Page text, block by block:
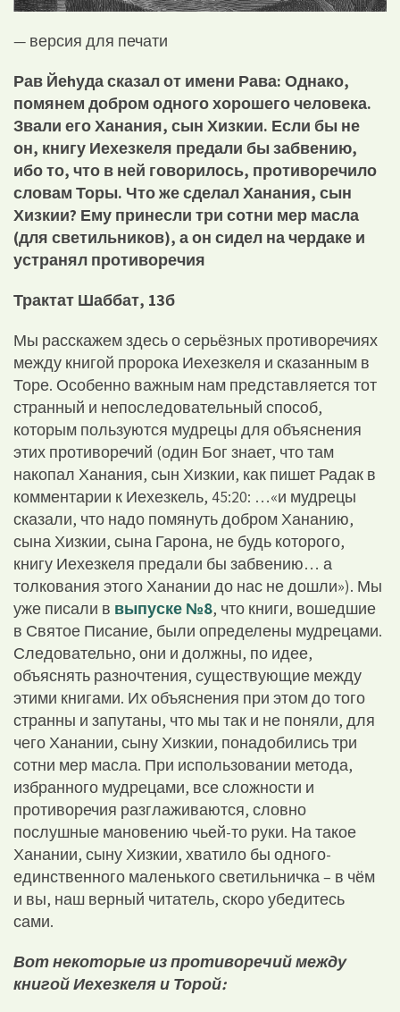
— версия для печати
Рав Йеhуда сказал от имени Рава: Однако,
помянем добром одного хорошего человека.
Звали его Ханания, сын Хизкии. Если бы не
он, книгу Иехезкеля предали бы забвению,
ибо то, что в ней говорилось, противоречило
словам Торы. Что же сделал Ханания, сын
Хизкии? Ему принесли три сотни мер масла
(для светильников), а он сидел на чердаке и
устранял противоречия
Трактат Шаббат, 13б
Мы расскажем здесь о серьёзных противоречиях
между книгой пророка Иехезкеля и сказанным в
Торе. Особенно важным нам представляется тот
странный и непоследовательный способ,
которым пользуются мудрецы для объяснения
этих противоречий (один Бог знает, что там
накопал Ханания, сын Хизкии, как пишет Радак в
комментарии к Иехезкель, 45:20: …«и мудрецы
сказали, что надо помянуть добром Хананию,
сына Хизкии, сына Гарона, не будь которого,
книгу Иехезкеля предали бы забвению… а
толкования этого Ханании до нас не дошли»). Мы
уже писали в выпуске №8, что книги, вошедшие
в Святое Писание, были определены мудрецами.
Следовательно, они и должны, по идее,
объяснять разночтения, существующие между
этими книгами. Их объяснения при этом до того
странны и запутаны, что мы так и не поняли, для
чего Ханании, сыну Хизкии, понадобились три
сотни мер масла. При использовании метода,
избранного мудрецами, все сложности и
противоречия разглаживаются, словно
послушные мановению чьей-то руки. На такое
Ханании, сыну Хизкии, хватило бы одного-
единственного маленького светильничка – в чём
и вы, наш верный читатель, скоро убедитесь
сами.
Вот некоторые из противоречий между
книгой Иехезкеля и Торой: